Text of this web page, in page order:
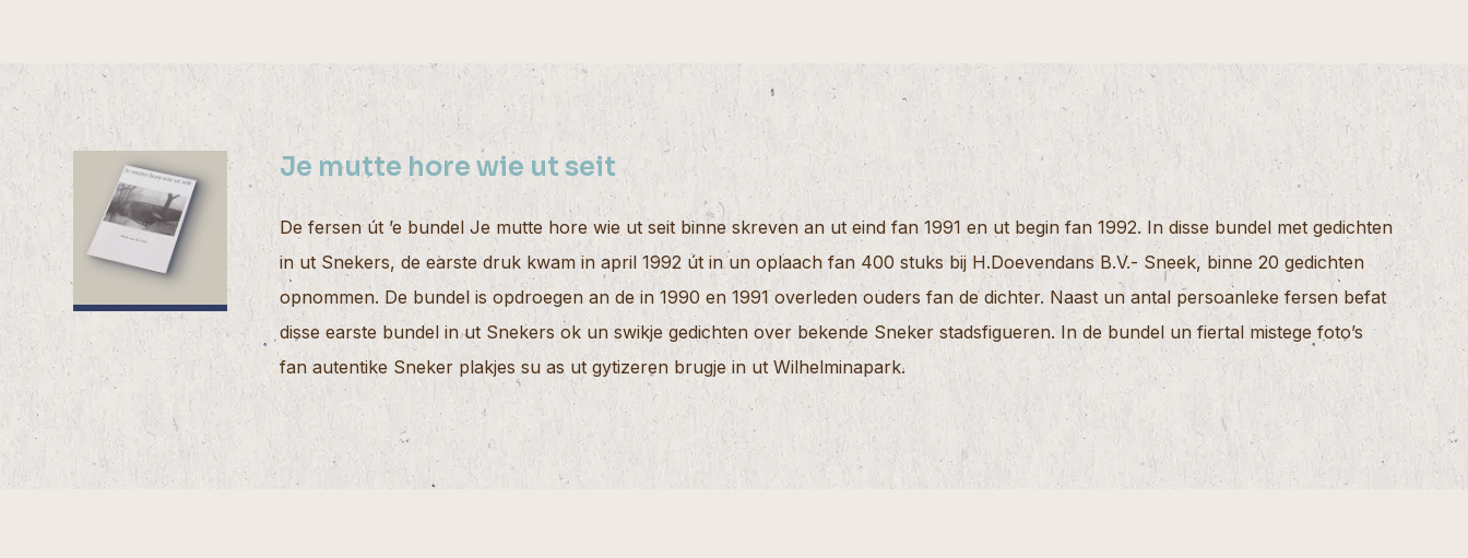
Je mutte hore wie ut seit
De fersen út ’e bundel Je mutte hore wie ut seit binne skreven an ut eind fan 1991 en ut begin fan 1992. In disse bundel met gedichten
in ut Snekers, de earste druk kwam in april 1992 út in un oplaach fan 400 stuks bij H.Doevendans B.V.- Sneek, binne 20 gedichten
opnommen. De bundel is opdroegen an de in 1990 en 1991 overleden ouders fan de dichter. Naast un antal persoanleke fersen befat
disse earste bundel in ut Snekers ok un swikje gedichten over bekende Sneker stadsfigueren. In de bundel un fiertal mistege foto’s
fan autentike Sneker plakjes su as ut gytizeren brugje in ut Wilhelminapark.